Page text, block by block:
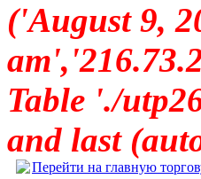
('August 9,
Table './
and last